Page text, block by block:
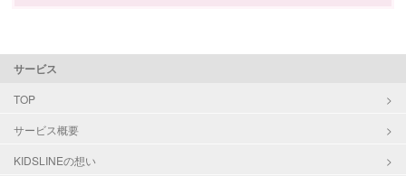
サービス
TOP
サービス概要
KIDSLINEの想い